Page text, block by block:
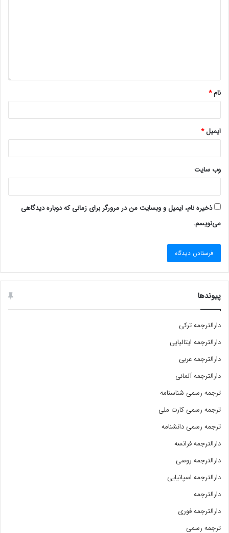
نام*
ایمیل*
وب‌ سایت
ذخیره نام، ایمیل و وبسایت من در مرورگر برای زمانی که دوباره دیدگاهی
می‌نویسم.
پیوندها
دارالترجمه ترکی
دارالترجمه ایتالیایی
دارالترجمه عربی
دارالترجمه آلمانی
ترجمه رسمی شناسنامه
ترجمه رسمی کارت ملی
ترجمه رسمی دانشنامه
دارالترجمه فرانسه
دارالترجمه روسی
دارالترجمه اسپانیایی
دارالترجمه
دارالترجمه فوری
ترجمه رسمی